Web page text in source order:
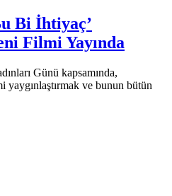
Bi İhtiyaç’
Filmi Yayında
Günü kapsamında,
ve bunun bütün